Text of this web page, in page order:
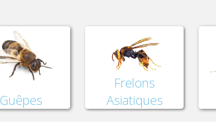
Guêpes
Frelons
Asiatiques